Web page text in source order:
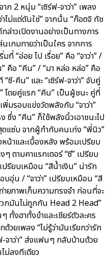
ก 2 หนุ่ม “เซิร์ฟ-จาว่า” เพลง
าไม่แต่ดันใช่” จากนั้น “ก๊อตจิ ทัช
วเปิดงานอย่างเป็นทางการ
เกมทายว่าเป็นใคร จากการ
ที่ “อ่อย ไป เรื่อย” คือ “จาว่า” /
คือ “คีน” / “มา หล่อ หล่อ” คือ
ซี-คีน” และ “เซิร์ฟ-จาว่า” จับคู่
โดยคู่แรก “คีน” เป็นผู้ชนะ คู่ที่
มรอบแข่งวัดพลังกับ “จาว่า”
ง “คีน” ก็ใช้พลังนิ้วเอาชนะไป
แซ่บ จากผู้กำกับคนเก่ง “พี่นิว”
น้าและเบื้องหลัง พร้อมเปรียบ
ตามคาแรกเตอร์ “ซี” เปรียบ
รียบเหมือน “สีน้ำเงิน” น่ารัก
บอุ่น / “จาว่า” เปรียบเหมือน “สี
ยภาพเก็บความทรงจำ ก่อนที่จะ
กมันไม่ถูกกัน Head 2 Head”
งฮาทั้งขำและเชียร์ตัวละคร
วยเพลง “ไม่รู้ว่ามันเรียกว่ารัก
-จาว่า” ส่งแฟนๆ กลับบ้านด้วย
ม่ลงทีเดียว